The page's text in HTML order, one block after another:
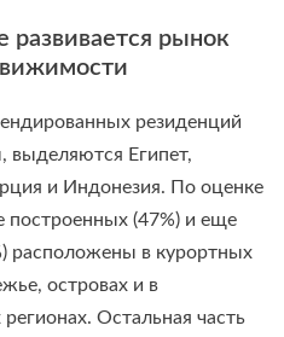
развивается рынок
резиденций
выделяются Египет,
и Индонезия. По оценке
построенных (47%) и еще
расположены в курортных
островах и в
Остальная часть